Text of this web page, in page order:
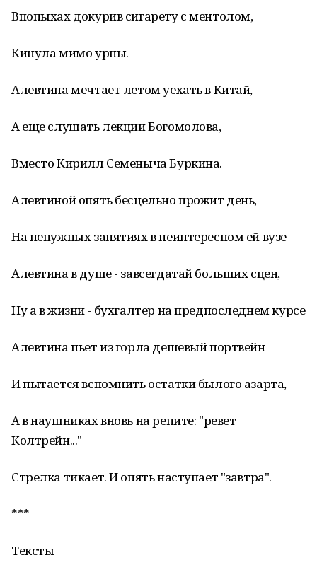
Впопыхах докурив сигарету с ментолом,
Кинула мимо урны.
Алевтина мечтает летом уехать в Китай,
А еще слушать лекции Богомолова,
Вместо Кирилл Семеныча Буркина.
Алевтиной опять бесцельно прожит день,
На ненужных занятиях в неинтересном ей вузе
Алевтина в душе - завсегдатай больших сцен,
Ну а в жизни - бухгалтер на предпоследнем курсе
Алевтина пьет из горла дешевый портвейн
И пытается вспомнить остатки былого азарта,
А в наушниках вновь на репите: "ревет
Колтрейн..."
Стрелка тикает. И опять наступает "завтра".
***
Тексты